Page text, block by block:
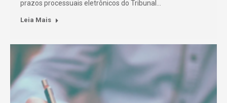
prazos processuais eletrônicos do Tribunal…
Leia Mais